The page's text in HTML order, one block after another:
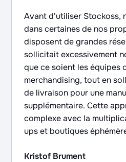
Avant d'utiliser Stockoss,
dans certaines de nos
disposent de grandes
sollicitait excessivement
que ce soient les équipes
merchandising, tout en
de livraison pour une
supplémentaire. Cette
complexe avec la
ups et boutiques
Kristof Brument